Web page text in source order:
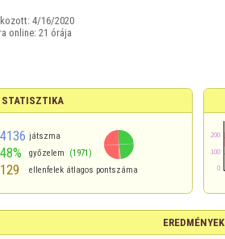
4/16/2020
online: 21 órája
STATISZTIKA
4136 játszma
48% győzelem (1971)
129 ellenfelek átlagos pontszáma
EREDMÉNYEK